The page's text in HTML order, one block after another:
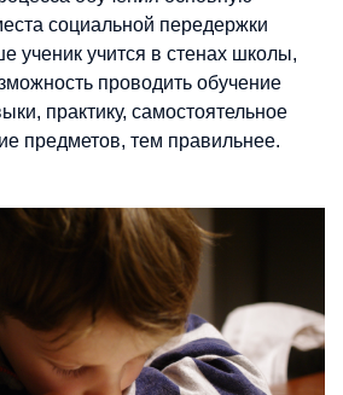
социальной передержки
ученик учится в стенах школы,
проводить обучение
практику, самостоятельное
предметов, тем правильнее.